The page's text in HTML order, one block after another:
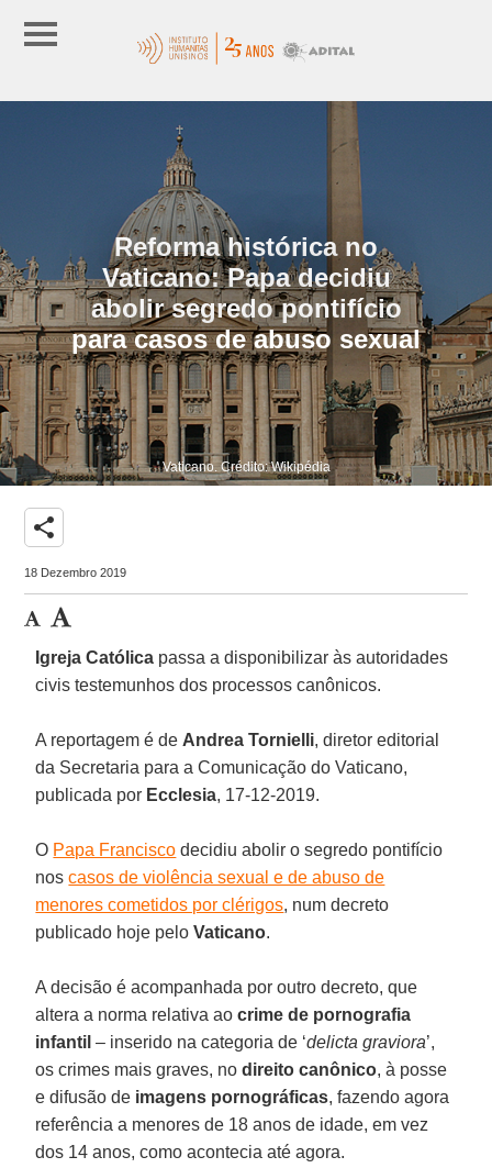
Reforma histórica no
Vaticano: Papa decidiu
abolir segredo pontifício
para casos de abuso sexual
Vaticano. Crédito: Wikipédia
share
18 Dezembro 2019
Igreja Católica passa a disponibilizar às autoridades
civis testemunhos dos processos canônicos.
A reportagem é de Andrea Tornielli, diretor editorial
da Secretaria para a Comunicação do Vaticano,
publicada por Ecclesia, 17-12-2019.
O Papa Francisco decidiu abolir o segredo pontifício
noscasos de violência sexual e de abuso de
menores cometidos por clérigos, num decreto
publicado hoje peloVaticano.
A decisão é acompanhada por outro decreto, que
altera a norma relativa aocrime de pornografia
infantil – inserido na categoria de ‘delicta graviora’,
os crimes mais graves, nodireito canônico, à posse
e difusão de imagens pornográficas, fazendo agora
referência a menores de 18 anos de idade, em vez
dos 14 anos, como acontecia até agora.